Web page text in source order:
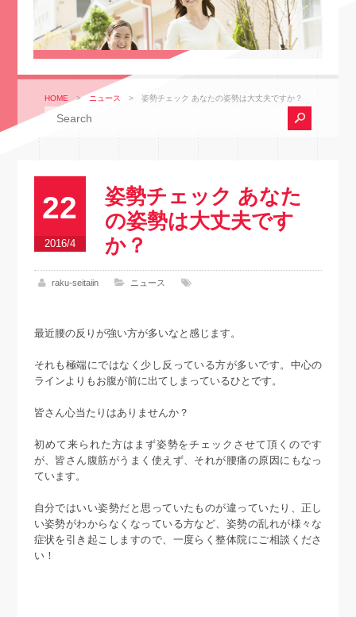
HOME > ニュース >姿勢チェック あなたの姿勢は大丈夫ですか？
22
2016/4
姿勢チェック あなた
の姿勢は大丈夫です
か？
raku-seitaiin ニュース
最近腰の反りが強い方が多いなと感じます。
それも極端にではなく少し反っている方が多いです。中心の
ラインよりもお腹が前に出てしまっているひとです。
皆さん心当たりはありませんか？
初めて来られた方はまず姿勢をチェックさせて頂くのです
が、皆さん腹筋がうまく使えず、それが腰痛の原因にもなっ
ています。
自分ではいい姿勢だと思っていたものが違っていたり、正し
い姿勢がわからなくなっている方など、姿勢の乱れが様々な
症状を引き起こしますので、一度らく整体院にご相談くださ
い！